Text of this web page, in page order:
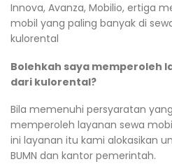
Innova, Avanza, Mobilio, ertiga
mobil yang paling banyak di
kulorental
Bolehkah saya memperoleh
dari kulorental?
Bila memenuhi persyaratan
memperoleh layanan sewa
ini layanan itu kami alokasikan
BUMN dan kantor pemerintah.